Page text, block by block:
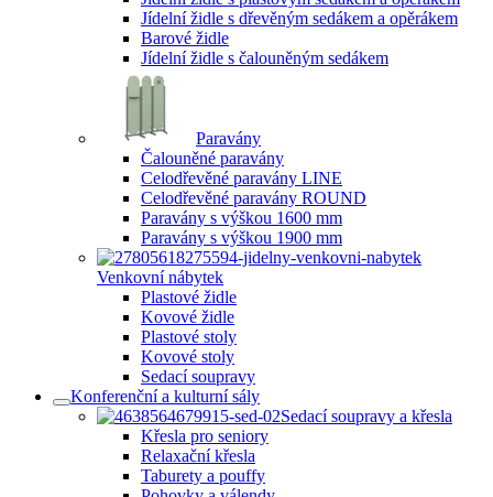
Jídelní židle s dřevěným sedákem a opěrákem
Barové židle
Jídelní židle s čalouněným sedákem
Paravány
Čalouněné paravány
Celodřevěné paravány LINE
Celodřevěné paravány ROUND
Paravány s výškou 1600 mm
Paravány s výškou 1900 mm
Venkovní nábytek
Plastové židle
Kovové židle
Plastové stoly
Kovové stoly
Sedací soupravy
Konferenční a kulturní sály
Sedací soupravy a křesla
Křesla pro seniory
Relaxační křesla
Taburety a pouffy